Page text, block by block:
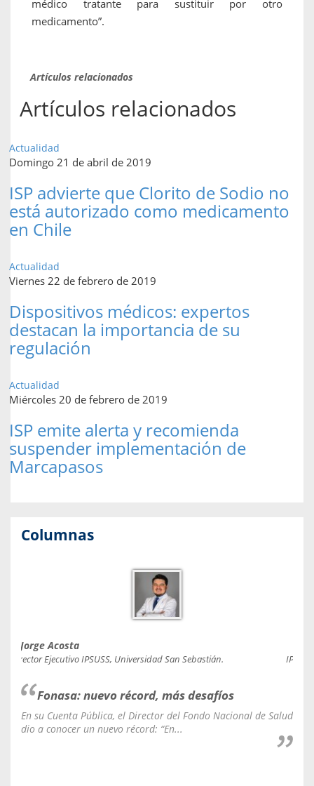
médico tratante para sustituir por otro
medicamento”.
Artículos relacionados
Artículos relacionados
Actualidad
Domingo 21 de abril de 2019
ISP advierte que Clorito de Sodio no
está autorizado como medicamento
en Chile
Actualidad
Viernes 22 de febrero de 2019
Dispositivos médicos: expertos
destacan la importancia de su
regulación
Actualidad
Miércoles 20 de febrero de 2019
ISP emite alerta y recomienda
suspender implementación de
Marcapasos
Columnas
Jorge Acosta
Director Ejecutivo IPSUSS, Universidad San Sebastián.
Fonasa: nuevo récord, más desafíos
En su Cuenta Pública, el Director del Fondo Nacional de Salud
dio a conocer un nuevo récord: “En...